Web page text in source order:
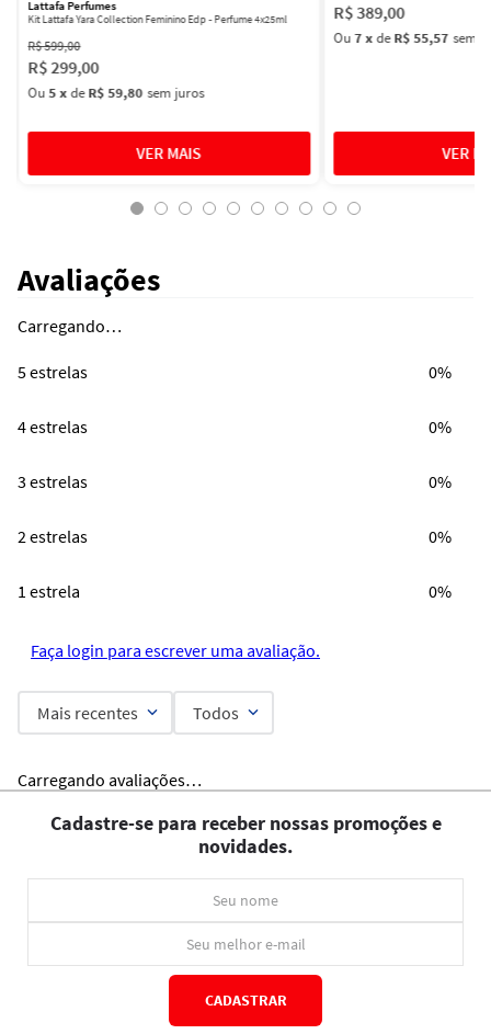
Lattafa Perfumes
Kit Lattafa Yara Collection Feminino Edp - Perfume 4x25ml
R$599,00
R$ 299,00
Ou5 xdeR$ 59,80 sem juros
R$389,00
Ou7xdeR$ 55,57 sem
Avaliações
Carregando…
5 estrelas 0%
4 estrelas 0%
3 estrelas 0%
2 estrelas 0%
1 estrela 0%
Faça login para escrever uma avaliação.
Mais recentes Todos
Carregando avaliações…
Cadastre-se para receber nossas promoções e
novidades.
CADASTRAR